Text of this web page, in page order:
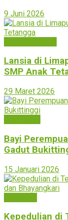
9 Juni 2026
Lansia di
SMP Anak
29 Maret 2026
Bayi
Gadut
15 Januari 2026
Kepedulian di